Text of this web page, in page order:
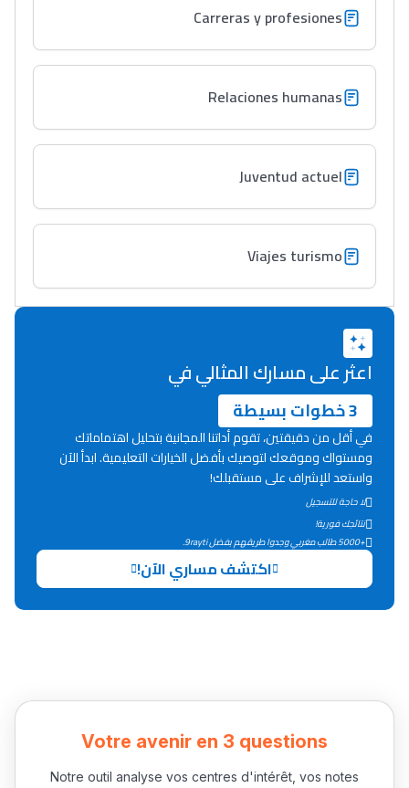
Carreras y profesiones
Relaciones humanas
Juventud actuel
Viajes turismo
اعثر على مسارك المثالي في
3 خطوات بسيطة
في أقل من دقيقتين، تقوم أداتنا المجانية بتحليل اهتماماتك
ومستواك وموقعك لتوصيك بأفضل الخيارات التعليمية. ابدأ الآن
واستعد للإشراف على مستقبلك!
لا حاجة للتسجيل
نتائجك فورية!
+5000 طالب مغربي وجدوا طريقهم بفضل 9rayti.
اكتشف مساري الآن!
Votre avenir en 3 questions
Notre outil analyse vos centres d'intérêt, vos notes